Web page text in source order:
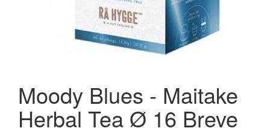
Moody Blues - Maitake
Herbal Tea Ø 16 Breve